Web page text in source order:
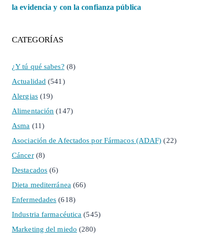
la evidencia y con la confianza pública
CATEGORÍAS
¿Y tú qué sabes? (8)
Actualidad (541)
Alergias(19)
Alimentación (147)
Asma (11)
Asociación de Afectados por Fármacos (ADAF) (22)
Cáncer(8)
Destacados (6)
Dieta mediterránea (66)
Enfermedades (618)
Industria farmacéutica (545)
Marketing del miedo (280)